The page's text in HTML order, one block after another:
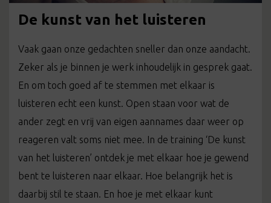
De kunst van het luisteren
Vaak gaan onze gedachten sneller dan onze aandacht.
Zeker als je binnen je werk inhoudelijk in gesprek gaat.
En om toch goed af te stemmen met elkaar is
luisteren echt een kunst. Open staan voor wat de
ander zegt en vrij van eigen aannames daar weer op
reageren valt soms niet mee. In de training ‘De kunst
van het luisteren’ ontdek je met elkaar hoe je gewend
bent te luisteren naar elkaar. Hoe belangrijk het is
daarbij stil te staan. En hoe je met elkaar kunt